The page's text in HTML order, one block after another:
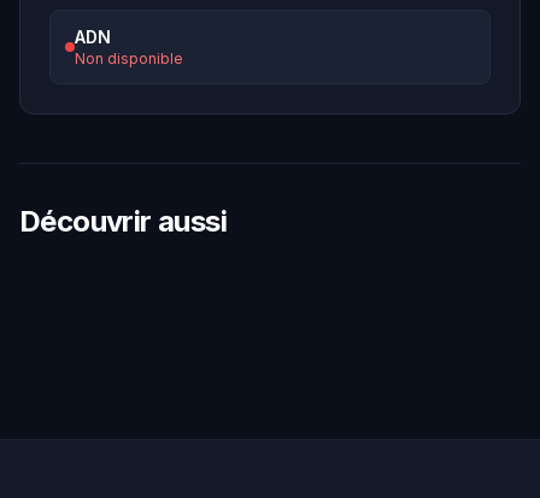
ADN
Non disponible
Découvrir aussi